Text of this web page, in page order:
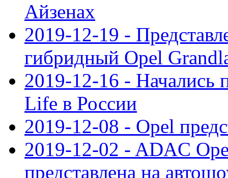
Айзенах
2019-12-19 -
гибридный Opel
2019-12-16 - Начались
Life в России
2019-12-08 - Opel
2019-12-02 - ADAC
представлена на